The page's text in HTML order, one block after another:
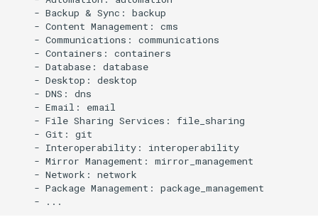
    - Backup & Sync: backup
    - Content Management: cms
    - Communications: communications
    - Containers: containers
    - Database: database
    - Desktop: desktop
    - DNS: dns
    - Email: email
    - File Sharing Services: file_sharing
    - Git: git
    - Interoperability: interoperability
    - Mirror Management: mirror_management
    - Network: network
    - Package Management: package_management